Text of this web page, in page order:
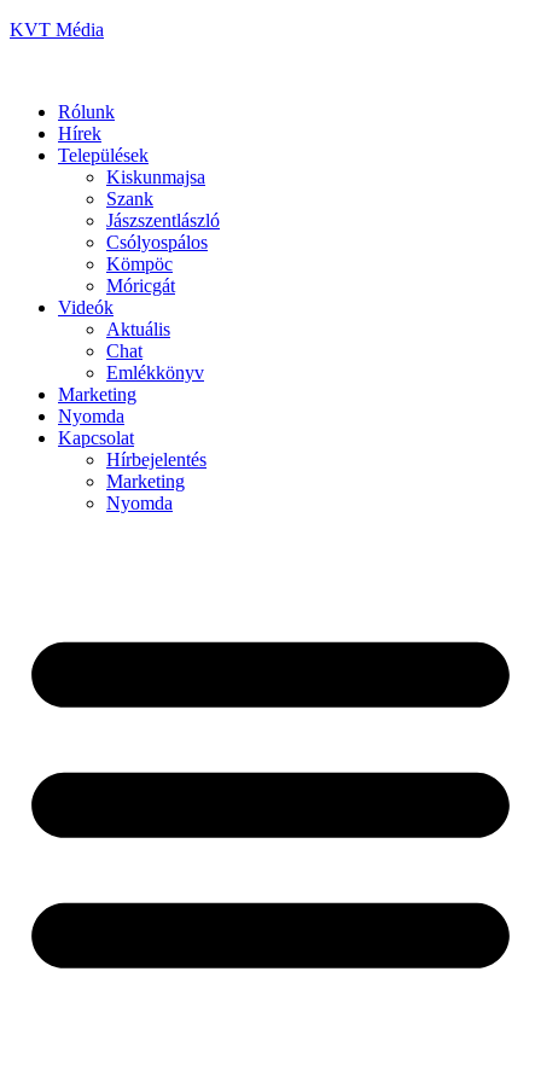
KVT Média
Rólunk
Hírek
Települések
Kiskunmajsa
Szank
Jászszentlászló
Csólyospálos
Kömpöc
Móricgát
Videók
Aktuális
Chat
Emlékkönyv
Marketing
Nyomda
Kapcsolat
Hírbejelentés
Marketing
Nyomda